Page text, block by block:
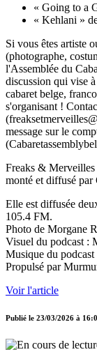
« Going to a
« Kehlani »
Si vous êtes artiste
(photographe,
l'Assemblée du
discussion qui vise
cabaret belge,
s'organisant !
message sur le
Freaks & Merveilles
monté et diffusé par
Elle est diffusée
105.4 FM.
Photo de Morgane
Visuel du podcast :
Musique du
Propulsé par
Voir l'article
Publié le 23/03/2026 à